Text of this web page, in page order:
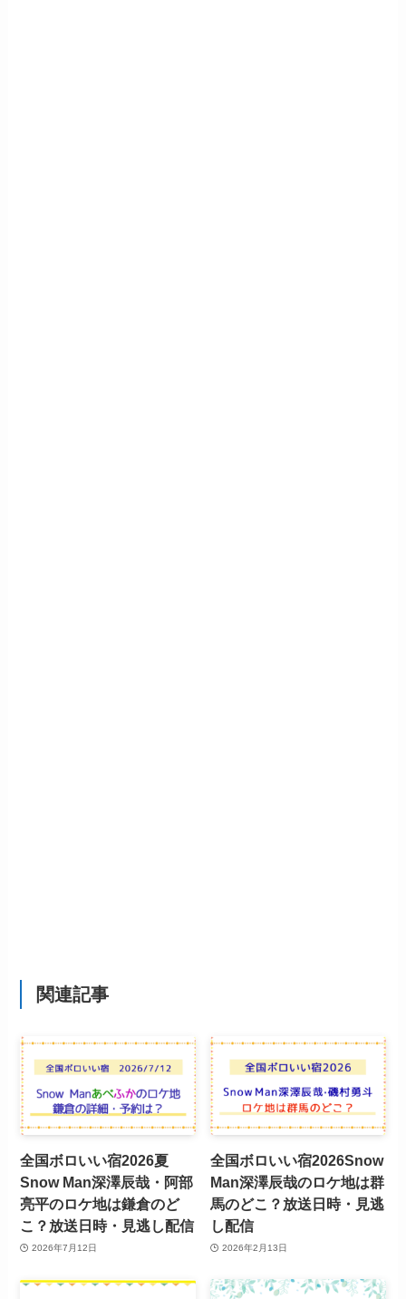
関連記事
全国ボロいい宿2026夏
Snow Man深澤辰哉・阿部
亮平のロケ地は鎌倉のど
こ？放送日時・見逃し配信
2026年7月12日
全国ボロいい宿2026Snow
Man深澤辰哉のロケ地は群
馬のどこ？放送日時・見逃
し配信
2026年2月13日